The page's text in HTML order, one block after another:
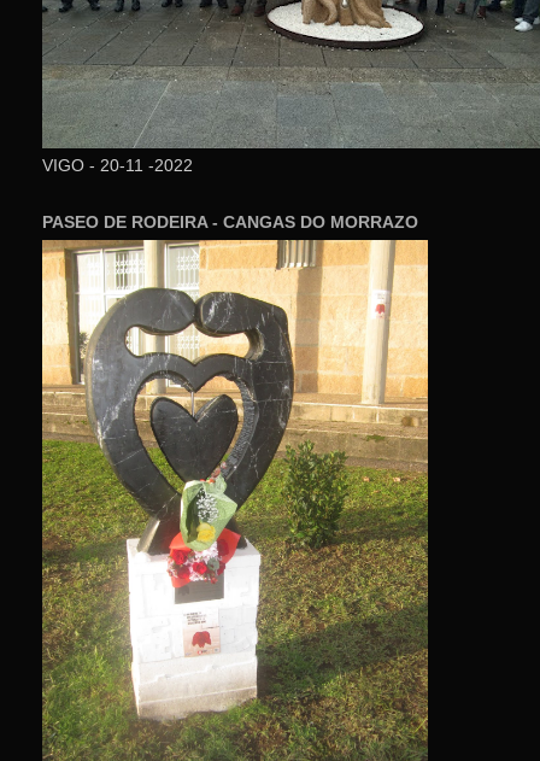
VIGO - 20-11 -2022
PASEO DE RODEIRA - CANGAS DO MORRAZO